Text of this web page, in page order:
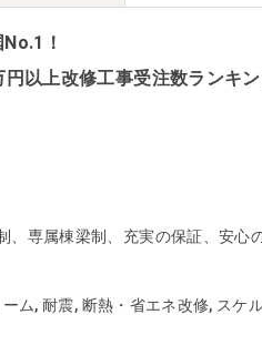
！
以上改修工事受注数ランキ
、専属棟梁制、充実の保証、安心
ム, 耐震, 断熱・省エネ改修, スケ